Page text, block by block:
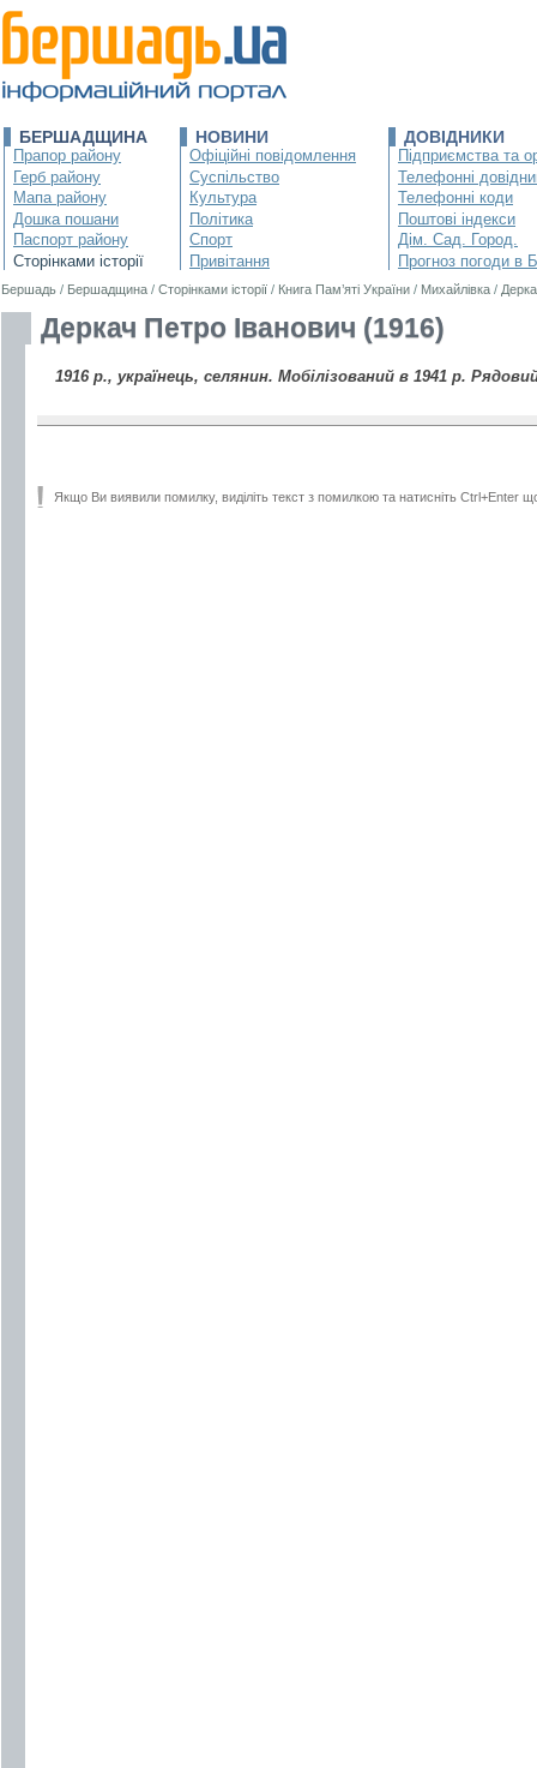
БЕРШАДЩИНА
Прапор району
Герб району
Мапа району
Дошка пошани
Паспорт району
Сторінками історії
НОВИНИ
Офіційні повідомлення
Суспільство
Культура
Політика
Спорт
Привітання
ДОВІДНИКИ
Підприємства та
Телефонні
Телефонні коди
Поштові індекси
Дім. Сад. Город.
Прогноз погоди в
Бершадь / Бершадщина / Сторінками історії / Книга Пам’яті України / Михайлівка /
Деркач Петро Іванович (1916)
1916 р., українець, селянин. Мобілізований в 1941 р.
Якщо Ви виявили помилку, виділіть текст з помилкою та натисніть Ctrl+Enter